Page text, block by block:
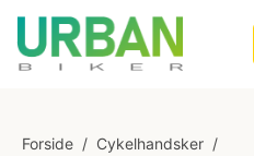
Forside / Cykelhandsker /